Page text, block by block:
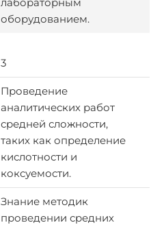
оборудованием.
3
Проведение
аналитических работ
средней сложности,
таких как определение
кислотности и
коксуемости.
Знание методик
проведении средних